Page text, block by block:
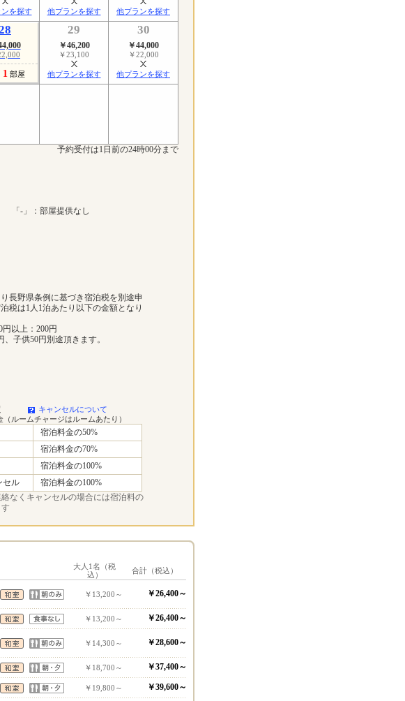
を探す 他プランを探す 他プランを探す
1 部屋
29
￥46,200
￥23,100
他プランを探す
30
￥44,000
￥22,000
他プランを探す
予約受付は1日前の24時00分まで
「-」：部屋提供なし
長野県条例に基づき宿泊税を別途申
税は1人1泊あたり以下の金額となり
円以上：200円
、子供50円別途頂きます。
キャンセルについて
ルームチャージはルームあたり）
宿泊料金の50%
宿泊料金の70%
宿泊料金の100%
セル
宿泊料金の100%
なくキャンセルの場合には宿泊料の
大人1名（税
込）
合計（税込）
￥13,200～ ￥26,400～
￥13,200～
￥26,400～
￥14,300～ ￥28,600～
￥18,700～ ￥37,400～
￥19,800～ ￥39,600～